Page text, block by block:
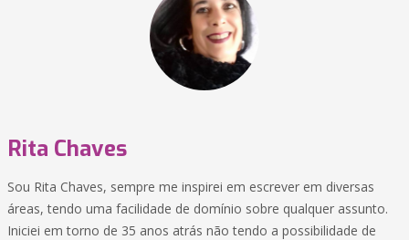
Rita Chaves
Sou Rita Chaves, sempre me inspirei em escrever em diversas
áreas, tendo uma facilidade de domínio sobre qualquer assunto.
Iniciei em torno de 35 anos atrás não tendo a possibilidade de